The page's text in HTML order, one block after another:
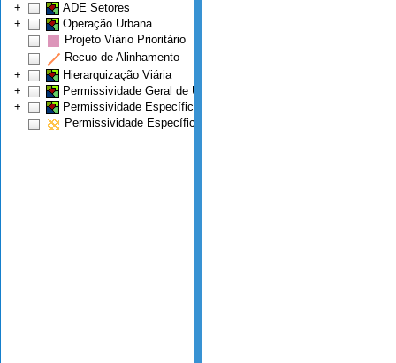
+
ADE Setores
+
Operação Urbana
Projeto Viário Prioritário
Recuo de Alinhamento
+
Hierarquização Viária
+
Permissividade Geral de Uso
+
Permissividade Específica de Uso
Permissividade Específica Belvedere II